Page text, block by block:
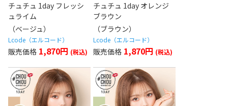
チュチュ 1day フレッシ
ュライム
（ベージュ）
Lcode（エルコード）
1,870円
チュチュ 1day オレンジ
ブラウン
（ブラウン）
Lcode（エルコード）
1,870円